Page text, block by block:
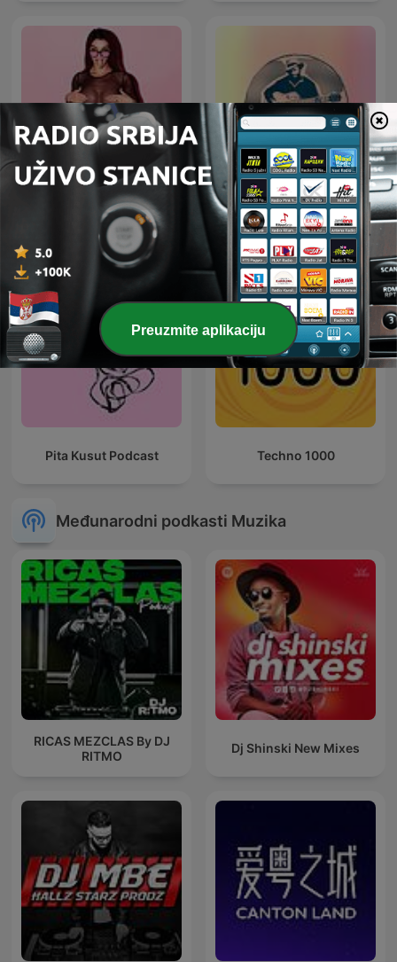
Techno Blues Club
Pita Kusut Podcast Techno 1000
Međunarodni podkasti Muzika
RICAS MEZCLAS By DJ
RITMO
Dj Shinski New Mixes
Preuzmite aplikaciju